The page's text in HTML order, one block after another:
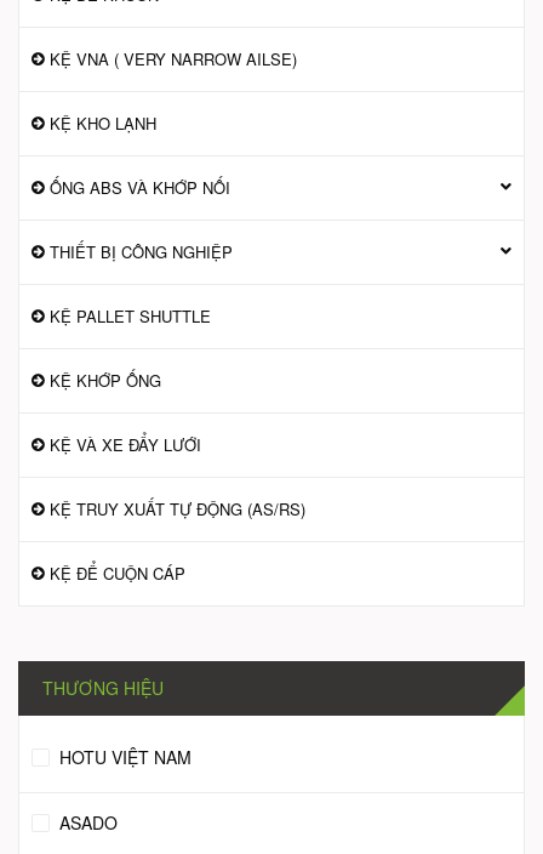
KỆ VNA ( VERY NARROW AILSE)
KỆ KHO LẠNH
ỐNG ABS VÀ KHỚP NỐI
THIẾT BỊ CÔNG NGHIỆP
KỆ PALLET SHUTTLE
KỆ KHỚP ỐNG
KỆ VÀ XE ĐẨY LƯỚI
KỆ TRUY XUẤT TỰ ĐỘNG (AS/RS)
KỆ ĐỂ CUỘN CÁP
THƯƠNG HIỆU
HOTU VIỆT NAM
ASADO